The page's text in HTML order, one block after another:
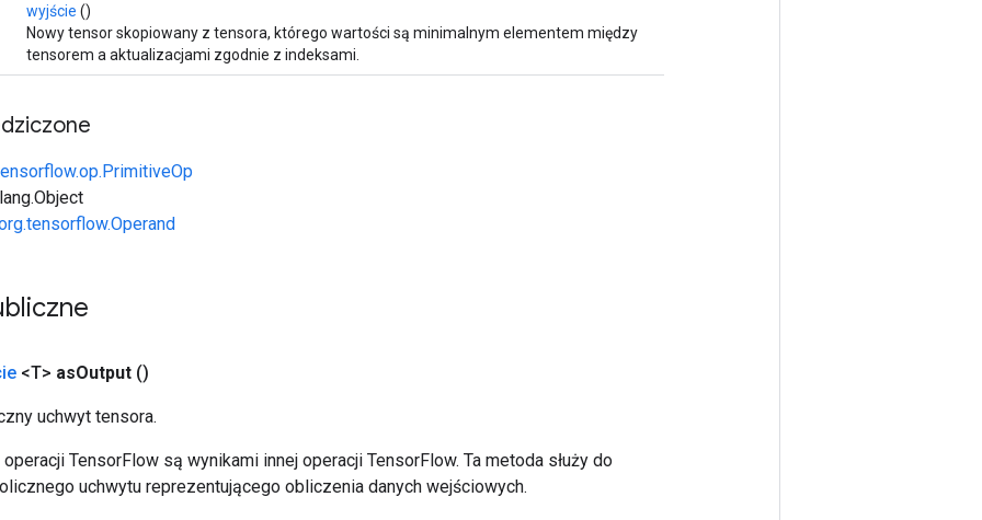
wyjście ()
Nowy tensor skopiowany z tensora, którego wartości są minimalnym elementem między
tensorem a aktualizacjami zgodnie z indeksami.
<T> asOutput ()
uchwyt tensora.
TensorFlow są wynikami innej operacji TensorFlow. Ta metoda służy do
uchwytu reprezentującego obliczenia danych wejściowych.